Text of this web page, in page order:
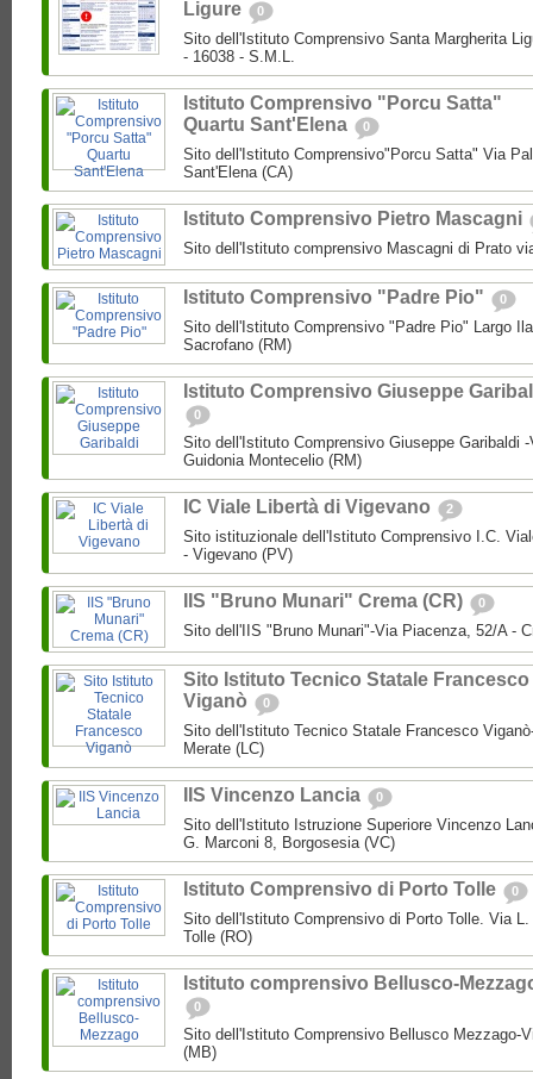
Ligure
0
Sito dell'Istituto Comprensivo Santa Margherita
- 16038 - S.M.L.
Istituto Comprensivo "Porcu Satta"
Quartu Sant'Elena
0
Sito dell'Istituto Comprensivo"Porcu Satta" Via
Sant'Elena (CA)
Istituto Comprensivo Pietro Mascagni
Sito dell'Istituto comprensivo Mascagni di Prato
Istituto Comprensivo "Padre Pio" 0
Sito dell'Istituto Comprensivo "Padre Pio" Largo
Sacrofano (RM)
Istituto Comprensivo Giuseppe
0
Sito dell'Istituto Comprensivo Giuseppe Garibaldi
Guidonia Montecelio (RM)
IC Viale Libertà di Vigevano 2
Sito istituzionale dell'Istituto Comprensivo I.C.
- Vigevano (PV)
IIS "Bruno Munari" Crema (CR) 0
Sito dell'IIS "Bruno Munari"-Via Piacenza, 52/A -
Sito Istituto Tecnico Statale Francesco
Viganò
0
Sito dell'Istituto Tecnico Statale Francesco
Merate (LC)
IIS Vincenzo Lancia 0
Sito dell'Istituto Istruzione Superiore Vincenzo
G. Marconi 8, Borgosesia (VC)
Istituto Comprensivo di Porto Tolle 0
Sito dell'Istituto Comprensivo di Porto Tolle. Via
Tolle (RO)
Istituto comprensivo Bellusco-
0
Sito dell'Istituto Comprensivo Bellusco Mezzago-
(MB)